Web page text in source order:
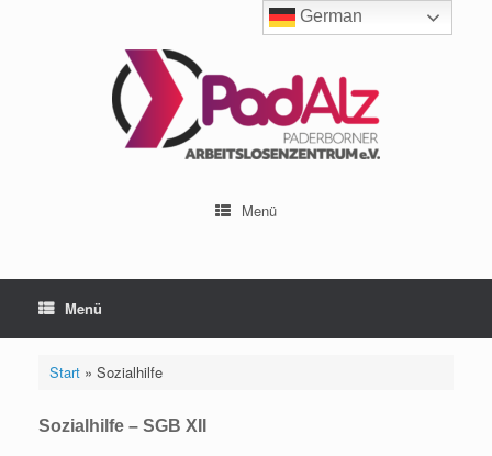
Menü
Menü
Start» Sozialhilfe
Sozialhilfe – SGB XII
German